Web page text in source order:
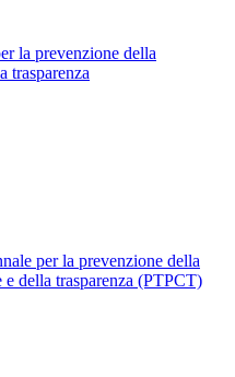
la prevenzione della
trasparenza
per la prevenzione della
e della trasparenza (PTPCT)